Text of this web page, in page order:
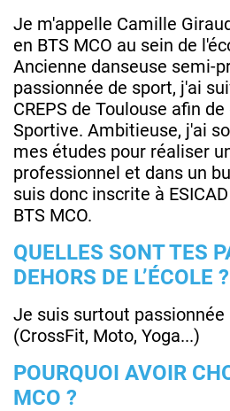
Je m'appelle Camille
en BTS MCO au sein de
Ancienne danseuse semi-
passionnée de sport, j'ai
CREPS de Toulouse afin
Sportive. Ambitieuse, j'ai
mes études pour réaliser
professionnel et dans un
suis donc inscrite à
BTS MCO.
QUELLES SONT TES
DEHORS DE L’ÉCOLE ?
Je suis surtout passionnée
(CrossFit, Moto, Yoga...)
POURQUOI AVOIR
MCO ?